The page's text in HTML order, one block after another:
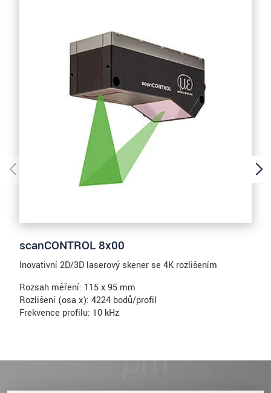
scanCONTROL 8x00
Inovativní 2D/3D laserový skener se 4K rozlišením
Rozsah měření: 115 x 95 mm
Rozlišení (osa x): 4224 bodů/profil
Frekvence profilu: 10 kHz